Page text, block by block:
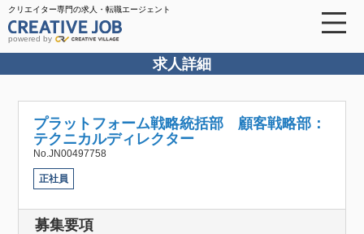
クリエイター専門の求人・転職エージェント
powered by
求人詳細
プラットフォーム戦略統括部 顧客戦略部：
テクニカルディレクター
No.JN00497758
正社員
募集要項